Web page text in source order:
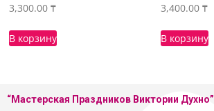
3,300.00₸
В корзину
3,400.00₸
В корзину
“Мастерская Праздников Виктории Духно”